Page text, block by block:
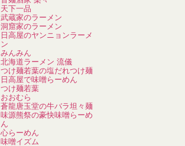
天下一品
武蔵家のラーメン
洞窟家のラーメン
日高屋のヤンニョンラーメ
ン
みんみん
北海道ラーメン 流儀
つけ麺若葉の塩だれつけ麺
日高屋で味噌らーめん
つけ麺若葉
おおむら
蒼龍唐玉堂の牛バラ坦々麺
味源熊祭の豪快味噌らーめ
ん
心らーめん
味噌イズム